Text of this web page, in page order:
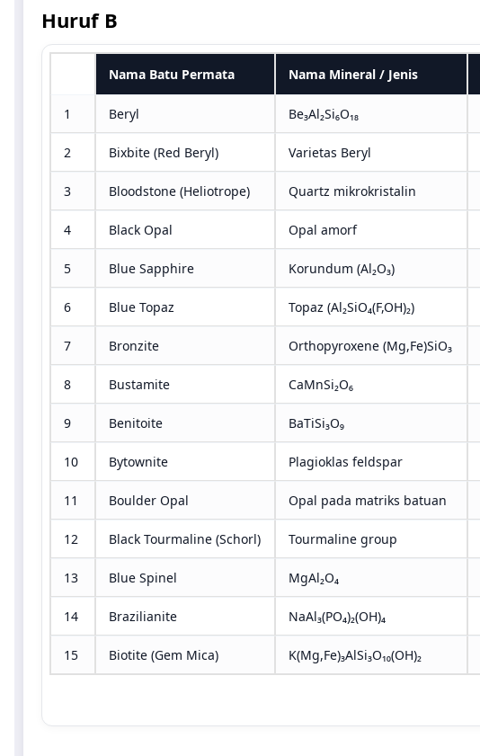
Huruf B
Nama Batu Permata Nama Mineral / Jenis
1 Beryl Be₃Al₂Si₆O₁₈
2 Bixbite (Red Beryl) Varietas Beryl
3 Bloodstone (Heliotrope) Quartz mikrokristalin
4 Black Opal Opal amorf
5 Blue Sapphire Korundum (Al₂O₃)
6 Blue Topaz Topaz (Al₂SiO₄(F,OH)₂)
7 Bronzite Orthopyroxene (Mg,Fe)SiO₃
8 Bustamite CaMnSi₂O₆
9 Benitoite BaTiSi₃O₉
10 Bytownite Plagioklas feldspar
11 Boulder Opal Opal pada matriks batuan
12 Black Tourmaline (Schorl) Tourmaline group
13 Blue Spinel MgAl₂O₄
14 Brazilianite NaAl₃(PO₄)₂(OH)₄
15 Biotite (Gem Mica) K(Mg,Fe)₃AlSi₃O₁₀(OH)₂